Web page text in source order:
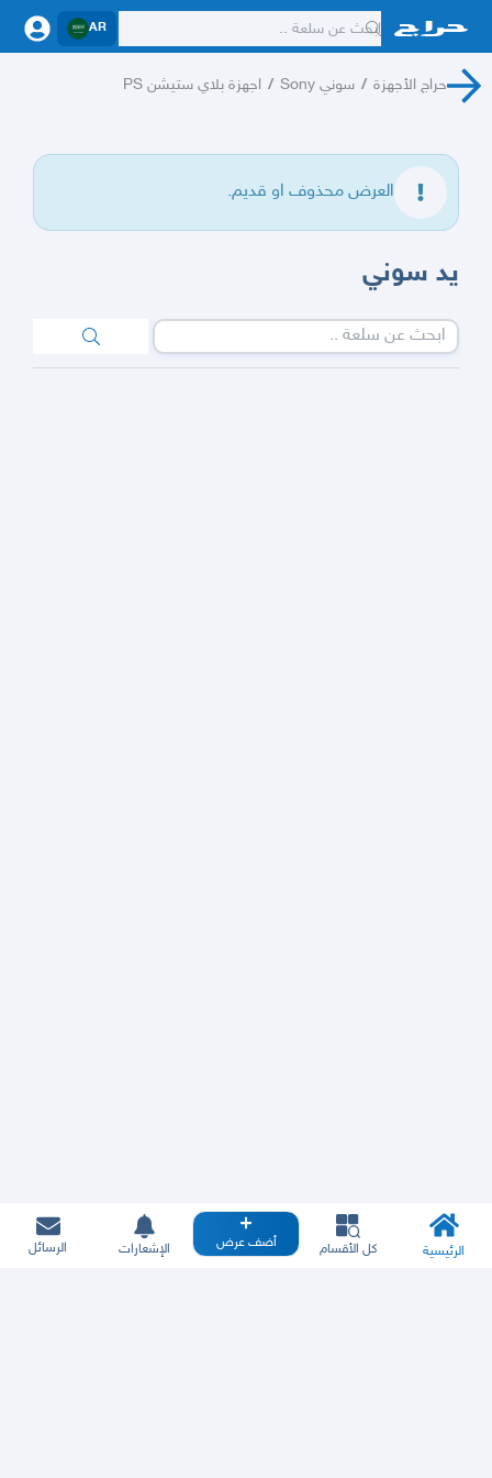
AR
حراج الأجهزة / سوني Sony / اجهزة بلاي ستيشن PS
العرض محذوف او قديم.
يد سوني
الرئيسية كل الأقسام أضف عرض الإشعارات الرسائل